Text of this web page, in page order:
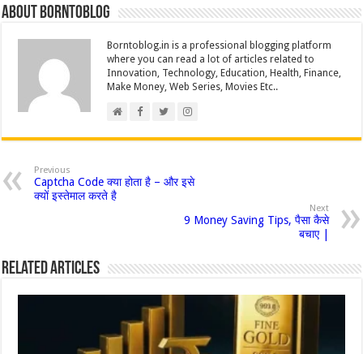
k
k
About borntoblog
Borntoblog.in is a professional blogging platform
where you can read a lot of articles related to
Innovation, Technology, Education, Health, Finance,
Make Money, Web Series, Movies Etc..
Previous
Captcha Code क्या होता है – और इसे
क्यों इस्तेमाल करते है
Next
9 Money Saving Tips, पैसा कैसे
बचाए |
Related Articles